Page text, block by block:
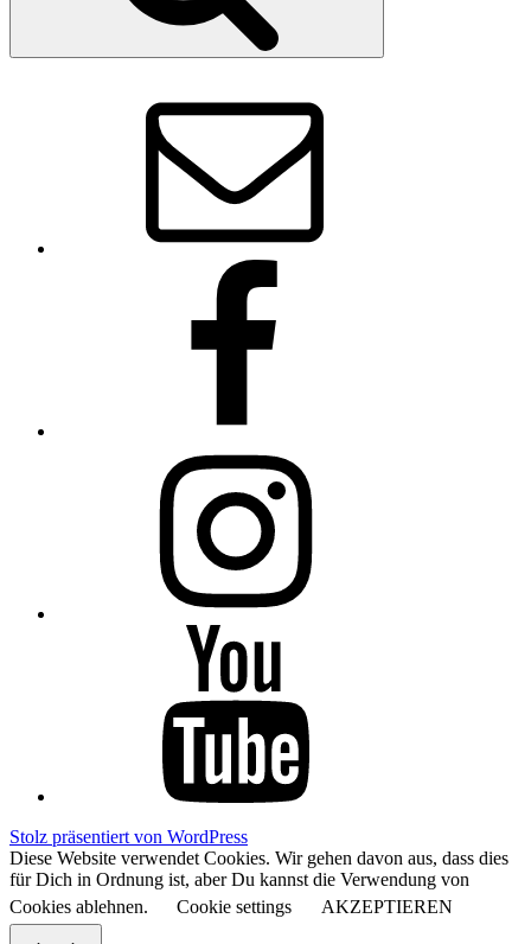
Stolz präsentiert von WordPress
Diese Website verwendet Cookies. Wir gehen davon aus, dass dies
für Dich in Ordnung ist, aber Du kannst die Verwendung von
Cookies ablehnen.
Cookie settings AKZEPTIEREN